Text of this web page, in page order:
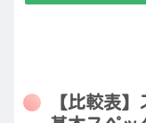
【比較表